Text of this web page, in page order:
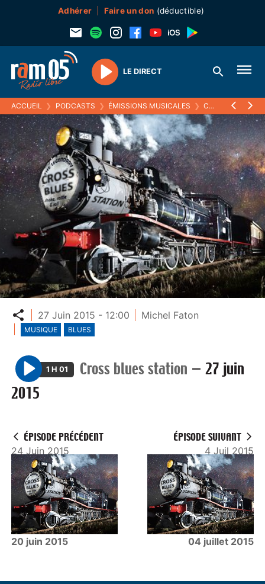
Adhérer Faire un don (déductible)
Play
LE DIRECT
ACCUEIL ❯ PODCASTS ❯ ÉMISSIONS MUSICALES ❯ CROSS BLUES STATION
Partager
27 Juin 2015 - 12:00 Michel Faton
MUSIQUE BLUES
P
l
1 H 01 Cross blues station — 27 juin
2015
ÉPISODE PRÉCÉDENT
24 Juin 2015
20 juin 2015
ÉPISODE SUIVANT
4 Juil 2015
04 juillet 2015